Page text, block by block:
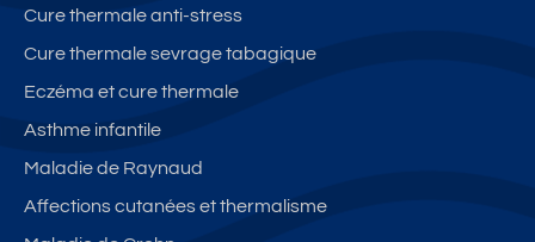
Cure thermale anti-stress
Cure thermale sevrage tabagique
Eczéma et cure thermale
Asthme infantile
Maladie de Raynaud
Affections cutanées et thermalisme